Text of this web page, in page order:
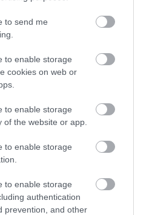
to send me
to enable storage
cookies on web or
to enable storage
of the website or app.
to enable storage
to enable storage
authentication
prevention, and other
A TUDÓSOK 262 ÚJ FAJT
KORAI MÉG MINDENTUDÓNAK
HINNI MAGUNKAT
2026-07-30